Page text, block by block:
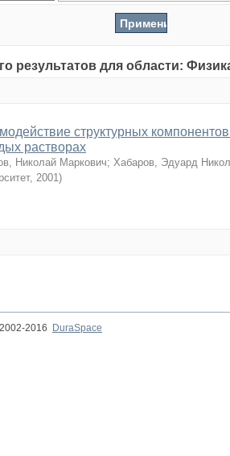
результатов для области:
структурных
растворах
Николай Маркович; Хабаров, Эдуард
, 2001)
2016
DuraSpace